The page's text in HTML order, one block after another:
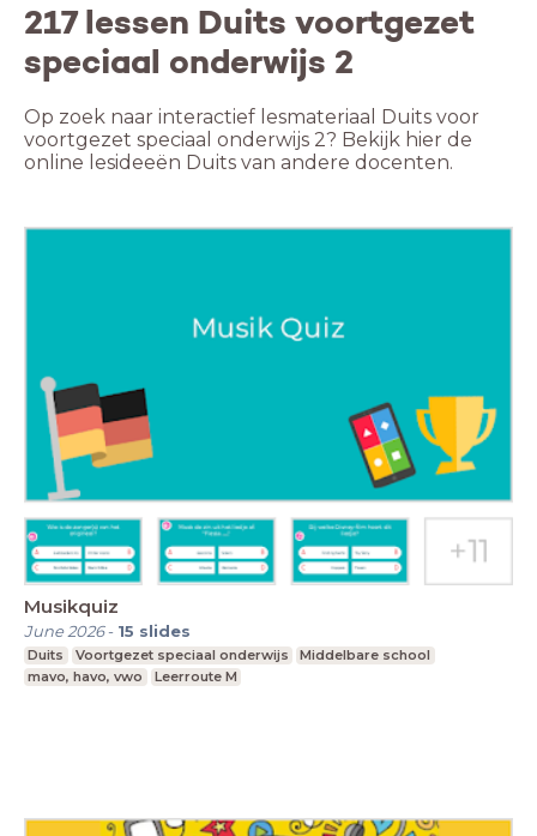
217 lessen Duits voortgezet
speciaal onderwijs 2
Op zoek naar interactief lesmateriaal Duits voor
voortgezet speciaal onderwijs 2? Bekijk hier de
online lesideeën Duits van andere docenten.
Musikquiz
June 2026- 15 slides
Duits Voortgezet speciaal onderwijs
Middelbare school
mavo, havo, vwo
Leerroute M